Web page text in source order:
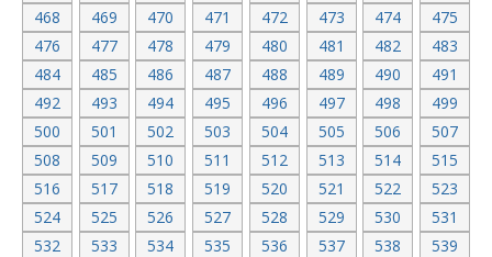
468
469 470 471 472 473 474
475
476
477 478 479 480 481 482
483
484
485 486 487 488 489 490
491
492
493 494 495 496 497 498
499
500
501 502 503 504 505 506
507
508
509 510 511 512 513 514
515
516
517 518 519 520 521 522
523
524
525 526 527 528 529 530
531
532
533 534 535 536 537 538
539